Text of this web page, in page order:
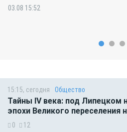
03.08 15:52
15:15, сегодня Общество
Тайны IV века: под Липецком
эпохи Великого переселения
0 12